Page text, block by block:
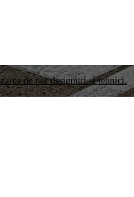
de noi designuri și tehnici.